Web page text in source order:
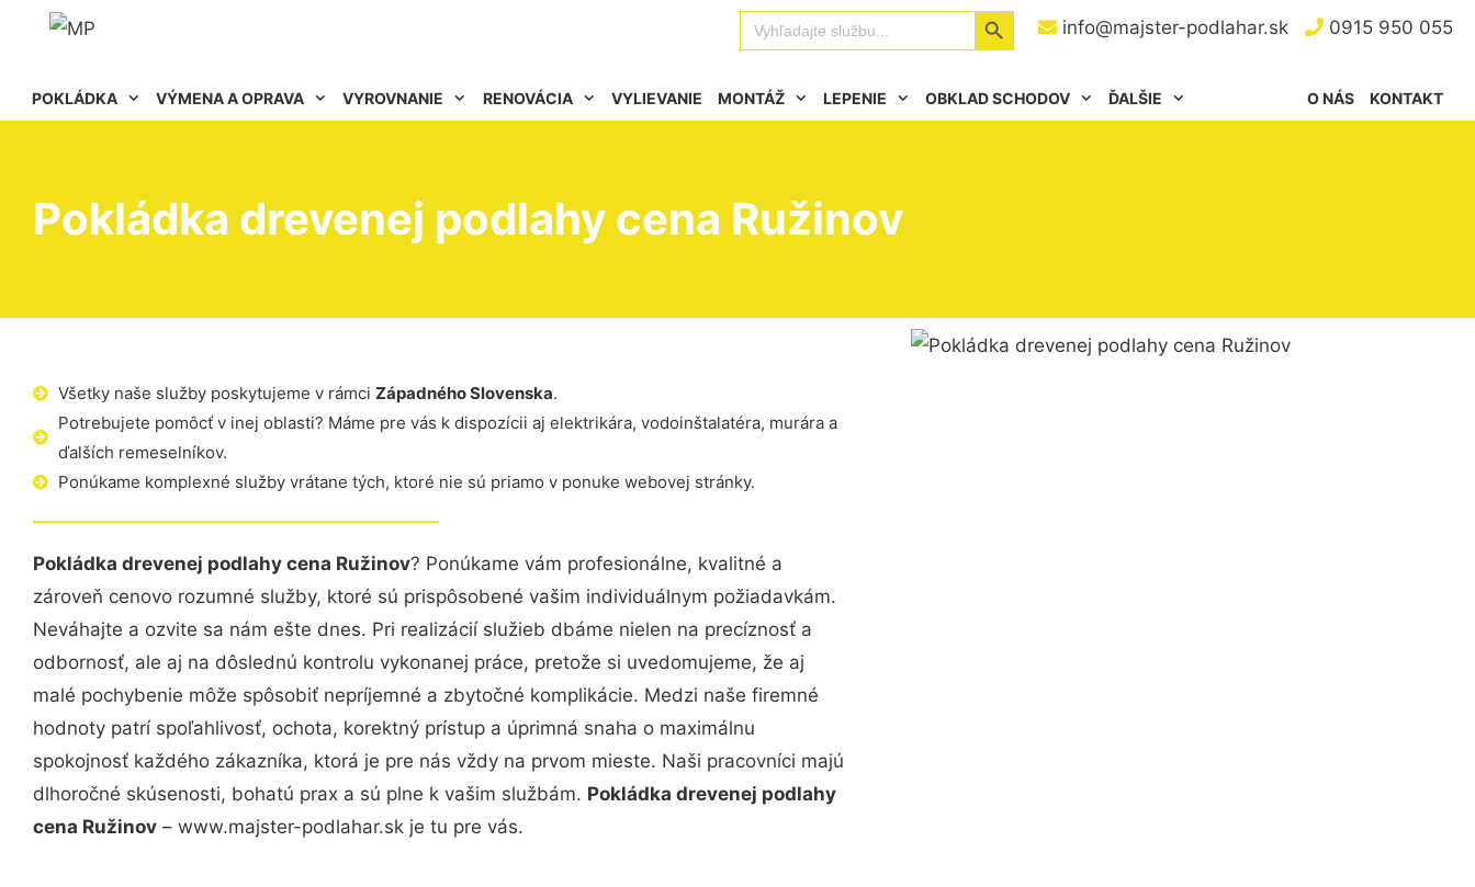
info@majster-podlahar.sk 0915 950 055
Search
for:
Search Button
POKLÁDKA VÝMENA A OPRAVA VYROVNANIE RENOVÁCIA VYLIEVANIE MONTÁŽ LEPENIE OBKLAD SCHODOV ĎALŠIE KONTAKT
O NÁS
Pokládka drevenej podlahy cena Ružinov
Všetky naše služby poskytujeme v rámci Západného Slovenska.
Potrebujete pomôcť v inej oblasti? Máme pre vás k dispozícii aj elektrikára, vodoinštalatéra, murára a
ďalších remeselníkov.
Ponúkame komplexné služby vrátane tých, ktoré nie sú priamo v ponuke webovej stránky.
Pokládka drevenej podlahy cena Ružinov? Ponúkame vám profesionálne, kvalitné a
zároveň cenovo rozumné služby, ktoré sú prispôsobené vašim individuálnym požiadavkám.
Neváhajte a ozvite sa nám ešte dnes. Pri realizácií služieb dbáme nielen na precíznosť a
odbornosť, ale aj na dôslednú kontrolu vykonanej práce, pretože si uvedomujeme, že aj
malé pochybenie môže spôsobiť nepríjemné a zbytočné komplikácie. Medzi naše firemné
hodnoty patrí spoľahlivosť, ochota, korektný prístup a úprimná snaha o maximálnu
spokojnosť každého zákazníka, ktorá je pre nás vždy na prvom mieste. Naši pracovníci majú
dlhoročné skúsenosti, bohatú prax a sú plne k vašim službám. Pokládka drevenej podlahy
cena Ružinov – www.majster-podlahar.sk je tu pre vás.